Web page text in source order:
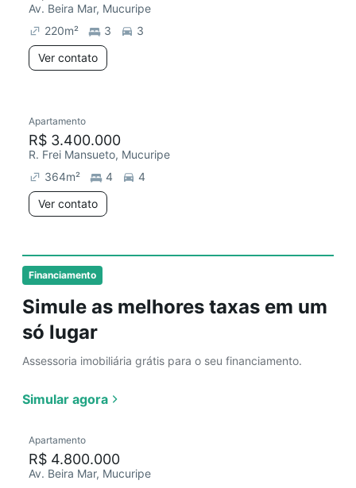
Financiamento
Simule as melhores taxas em um
só lugar
Assessoria imobiliária grátis para o seu financiamento.
Simular agora
Av. Beira Mar, Mucuripe
220m² 3
3
Ver contato
Apartamento
R$ 3.400.000
R. Frei Mansueto, Mucuripe
364m² 4
4
Ver contato
Apartamento
R$ 4.800.000
Av. Beira Mar, Mucuripe